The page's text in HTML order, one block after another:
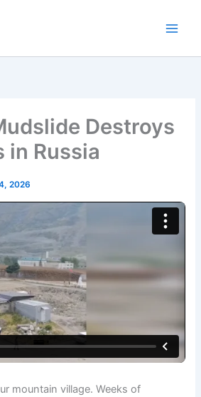
Destroys
in Russia
2026
mountain village. Weeks of